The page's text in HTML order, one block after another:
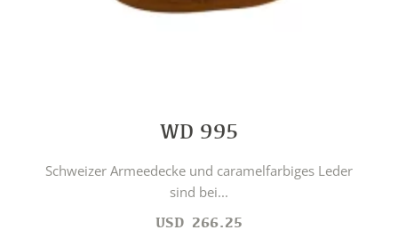
WD 995
Schweizer Armeedecke und caramelfarbiges Leder
sind bei...
USD 266.25